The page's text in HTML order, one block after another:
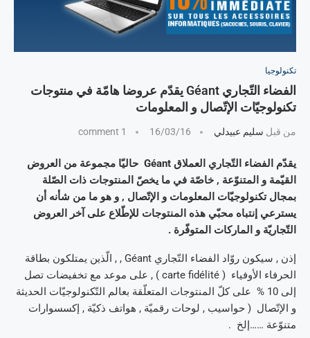
تكنولوجيا
الفضاء التّجاري Géant يقدّم عروضا هامّة في منتوجات
تكنولوجيّات الإتّصال و المعلومات
من قبل سليم عبيدلي 16/03/16
1 comment
يقدّم الفضاء التّجاري العملاق Géant حاليّا مجموعة من العروض
القيّمة و المتنوّعة , خاصّة في ما يخصّ المنتوجات ذات الصّلة
بمجال تكنولوجيّات المعلومات و الإتّصال , و هو ما من شأنه أن
يسترعي إنتباه محبّي هذه المنتوجات للإطّلاع على آخر العروض
التّجاريّة و الماركات المتوفّرة .
إذن , سيكون روّاد الفضاء التّجاري Géant , , الّذين يمتلكون بطاقة
الحرفاء الأوفياء ( carte fidélité ) , على موعد مع تخفيضات تصل
إلى 10 % على كلّ المنتوجات المتعلّقة بعالم التّكنولوجيّات الحديثة
و الإتّصال ( حواسيب , لوحات رقميّة , هواتف ذكيّة , إكسسوارات
متنوّعة ……إلخ .